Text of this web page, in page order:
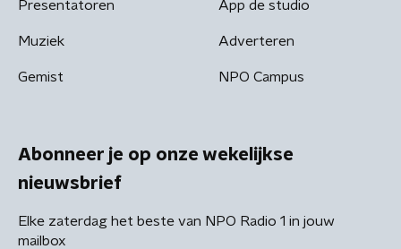
Presentatoren
Muziek
Gemist
App de studio
Adverteren
NPO Campus
Abonneer je op onze wekelijkse
nieuwsbrief
Elke zaterdag het beste van NPO Radio 1 in jouw
mailbox